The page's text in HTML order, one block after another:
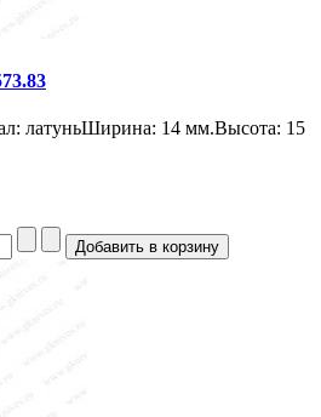
латуньШирина: 14 мм.Высота: 15